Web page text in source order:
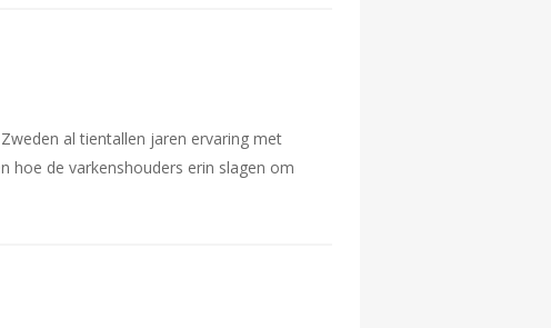
al tientallen jaren ervaring met
hoe de varkenshouders erin slagen om